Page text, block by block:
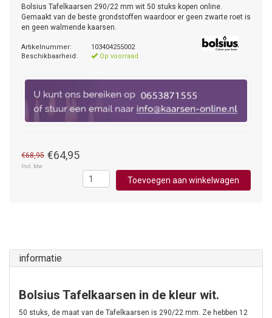
Bolsius Tafelkaarsen 290/22 mm wit 50 stuks kopen online.
Gemaakt van de beste grondstoffen waardoor er geen zwarte roet is
en geen walmende kaarsen.
Artikelnummer:
103404255002
Beschikbaarheid:
Op voorraad
€68,95 €64,95
Incl. btw
Toevoegen aan winkelwagen
informatie
Bolsius Tafelkaarsen in de kleur wit.
50 stuks, de maat van de Tafelkaarsen is 290/22 mm. Ze hebben 12